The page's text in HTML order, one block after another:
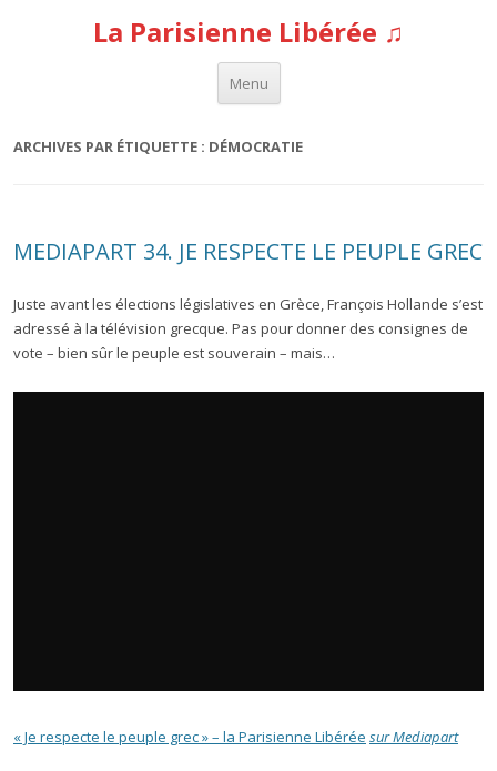
La Parisienne Libérée ♫
Menu
Aller au contenu
ARCHIVES PAR ÉTIQUETTE : DÉMOCRATIE
MEDIAPART 34. JE RESPECTE LE PEUPLE GREC
Juste avant les élections législatives en Grèce, François Hollande s’est
adressé à la télévision grecque. Pas pour donner des consignes de
vote – bien sûr le peuple est souverain – mais…
« Je respecte le peuple grec » – la Parisienne Libérée sur Mediapart